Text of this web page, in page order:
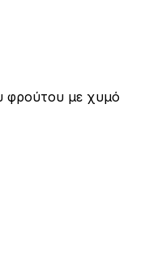
φρούτου με χυμό